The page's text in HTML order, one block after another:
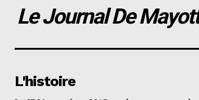
Le Journal De
L'histoire